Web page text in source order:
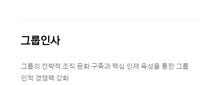
그룹인사
그룹의 전략적 조직 문화 구축과 핵심 인재 육성을 통한 그룹
인적 경쟁력 강화